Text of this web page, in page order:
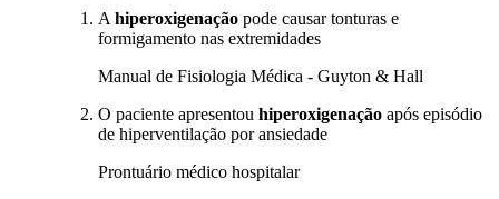
A hiperoxigenação pode causar tonturas e
formigamento nas extremidades
Manual de Fisiologia Médica - Guyton & Hall
O paciente apresentou hiperoxigenação após episódio
de hiperventilação por ansiedade
Prontuário médico hospitalar